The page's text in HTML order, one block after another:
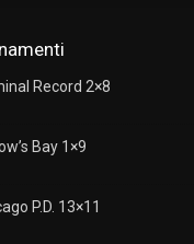
Record 2×8
Bay 1×9
P.D. 13×11